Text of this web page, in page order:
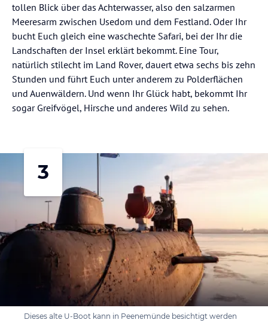
tollen Blick über das Achterwasser, also den salzarmen
Meeresarm zwischen Usedom und dem Festland. Oder Ihr
bucht Euch gleich eine waschechte Safari, bei der Ihr die
Landschaften der Insel erklärt bekommt. Eine Tour,
natürlich stilecht im Land Rover, dauert etwa sechs bis zehn
Stunden und führt Euch unter anderem zu Polderflächen
und Auenwäldern. Und wenn Ihr Glück habt, bekommt Ihr
sogar Greifvögel, Hirsche und anderes Wild zu sehen.
3
Dieses alte U-Boot kann in Peenemünde besichtigt werden